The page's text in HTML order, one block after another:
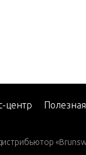
CMD
CMD
CMD
центр